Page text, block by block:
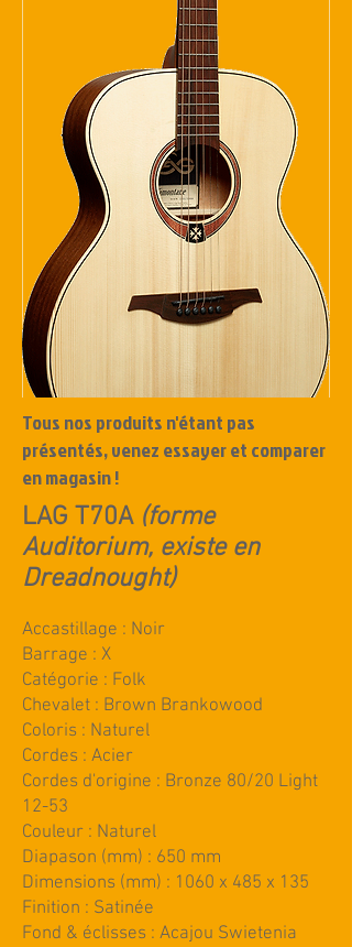
Tous nos produits n'étant pas
présentés, venez essayer et comparer
en magasin !
LAG T70A (forme
Auditorium, existe en
Dreadnought)
Accastillage : Noir
Barrage : X
Catégorie : Folk
Chevalet : Brown Brankowood
Coloris : Naturel
Cordes : Acier
Cordes d'origine : Bronze 80/20 Light
12-53
Couleur : Naturel
Diapason (mm) : 650 mm
Dimensions (mm) : 1060 x 485 x 135
Finition : Satinée
Fond & éclisses : Acajou Swietenia